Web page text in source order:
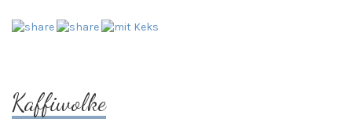
Kaffiwolke